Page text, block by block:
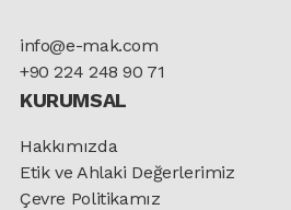
info@e-mak.com
+90 224 248 90 71
KURUMSAL
Hakkımızda
Etik ve Ahlaki Değerlerimiz
Çevre Politikamız